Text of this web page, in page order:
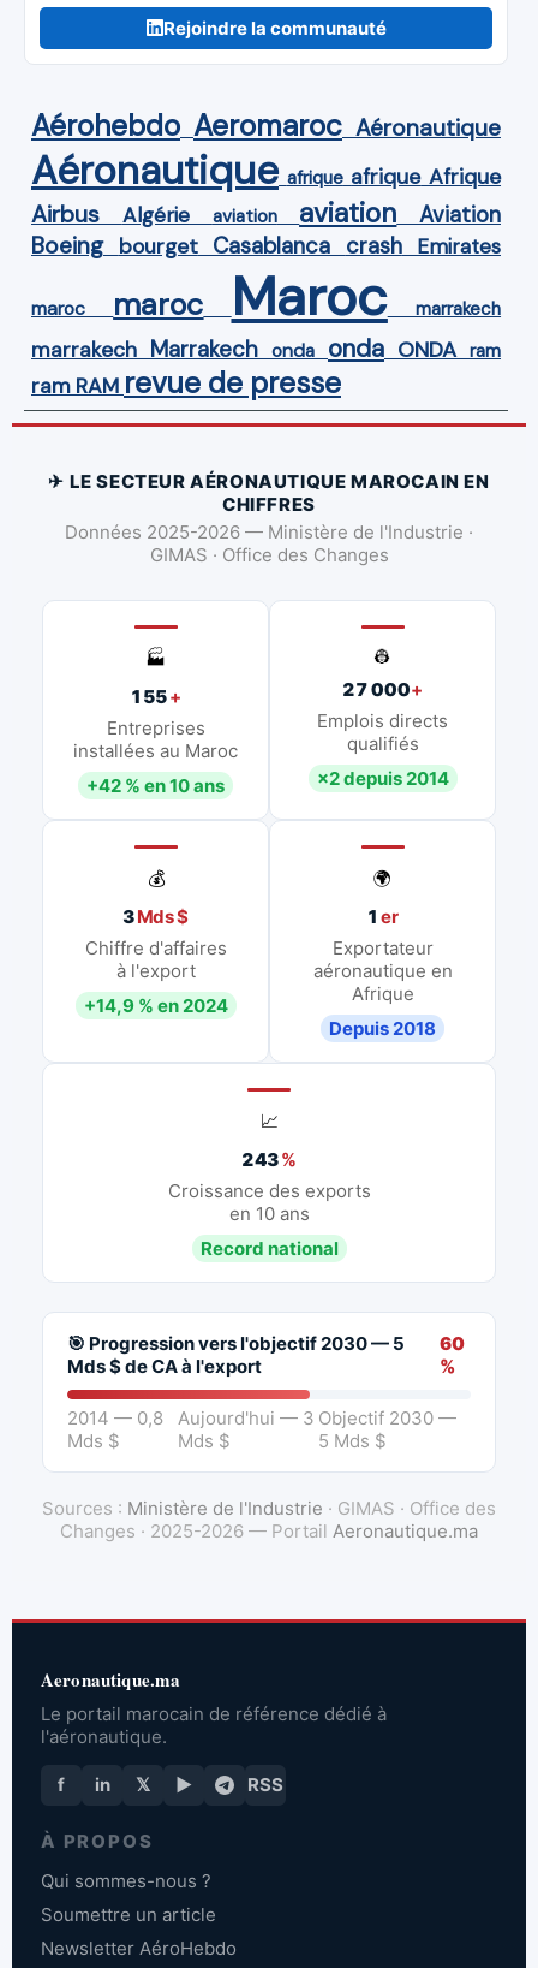
Rejoindre la communauté
Aérohebdo Aeromaroc Aéronautique
Aéronautique afrique afrique Afrique
Airbus Algérie aviation aviation Aviation
Boeing bourget Casablanca crash Emirates
maroc maroc Maroc marrakech
marrakech Marrakech onda onda ONDA ram
ram RAM revue de presse
✈ LE SECTEUR AÉRONAUTIQUE MAROCAIN EN
CHIFFRES
Données 2025-2026 — Ministère de l'Industrie ·
GIMAS · Office des Changes
🏭
155+
Entreprises
installées au Maroc
+42 % en 10 ans
👷
27 000+
Emplois directs
qualifiés
×2 depuis 2014
💰
3Mds $
Chiffre d'affaires
à l'export
+14,9 % en 2024
🌍
1 er
Exportateur
aéronautique en
Afrique
Depuis 2018
📈
243%
Croissance des exports
en 10 ans
Record national
🎯 Progression vers l'objectif 2030 — 5
Mds $ de CA à l'export
60
%
2014 — 0,8
Mds $
Aujourd'hui — 3
Mds $
Objectif 2030 —
5 Mds $
Sources : Ministère de l'Industrie · GIMAS · Office des
Changes · 2025-2026 — Portail Aeronautique.ma
Aeronautique.ma
Le portail marocain de référence dédié à
l'aéronautique.
f in 𝕏 ▶ RSS
À PROPOS
Qui sommes-nous ?
Soumettre un article
Newsletter AéroHebdo